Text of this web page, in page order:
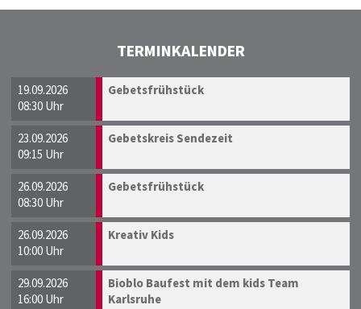
TERMINKALENDER
19.09.2026
08:30 Uhr
Gebetsfrühstück
23.09.2026
09:15 Uhr
Gebetskreis Sendezeit
26.09.2026
08:30 Uhr
Gebetsfrühstück
26.09.2026
10:00 Uhr
Kreativ Kids
29.09.2026
16:00 Uhr
Bioblo Baufest mit dem kids Team
Karlsruhe